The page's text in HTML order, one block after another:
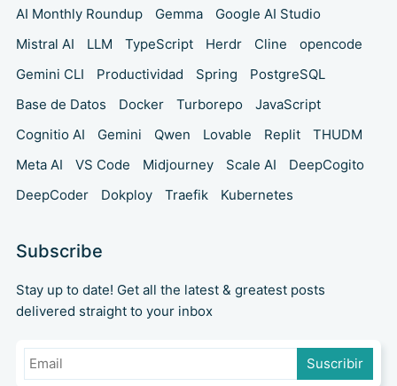
AI Monthly Roundup
Gemma
Google AI Studio
Mistral AI
LLM TypeScript Herdr Cline
opencode
Gemini CLI
Productividad Spring
PostgreSQL
Base de Datos
Docker Turborepo
JavaScript
Cognitio AI
Gemini Qwen Lovable Replit
THUDM
Meta AI
VS Code Midjourney Scale AI
DeepCogito
DeepCoder
Dokploy Traefik Kubernetes
Subscribe
Stay up to date! Get all the latest & greatest posts
delivered straight to your inbox
Suscribir